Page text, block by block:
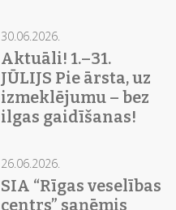
30.06.2026.
Aktuāli! 1.–31.
JŪLIJS Pie ārsta, uz
izmeklējumu – bez
ilgas gaidīšanas!
26.06.2026.
SIA “Rīgas veselības
centrs” saņēmis